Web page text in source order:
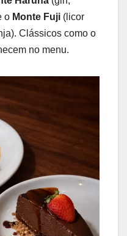
o Monte Fuji (licor
Clássicos como o
no menu.